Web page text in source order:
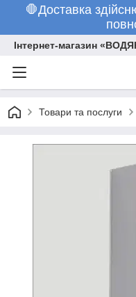
🛑Доставка
Інтернет-магазин
Товари та послуги